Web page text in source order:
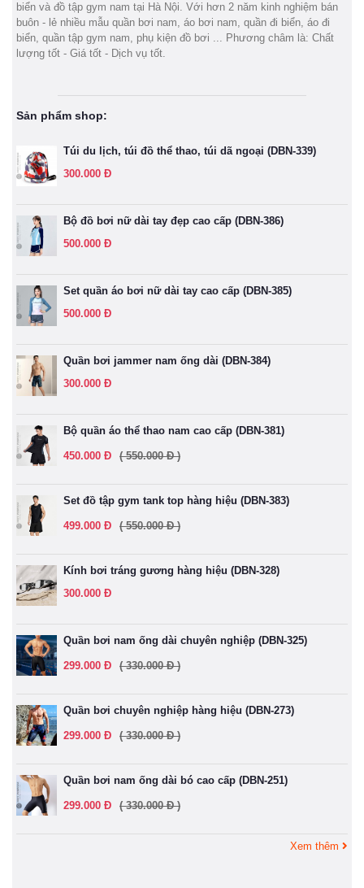
biển và đồ tập gym nam tại Hà Nội. Với hơn 2 năm kinh nghiệm bán
buôn - lẻ nhiều mẫu quần bơi nam, áo bơi nam, quần đi biển, áo đi
biển, quần tập gym nam, phụ kiện đồ bơi ... Phương châm là: Chất
lượng tốt - Giá tốt - Dịch vụ tốt.
Sản phẩm shop:
Túi du lịch, túi đồ thể thao, túi dã ngoại (DBN-339)
300.000 Đ
Bộ đồ bơi nữ dài tay đẹp cao cấp (DBN-386)
500.000 Đ
Set quần áo bơi nữ dài tay cao cấp (DBN-385)
500.000 Đ
Quần bơi jammer nam ống dài (DBN-384)
300.000 Đ
Bộ quần áo thể thao nam cao cấp (DBN-381)
450.000 Đ ( 550.000 Đ )
Set đồ tập gym tank top hàng hiệu (DBN-383)
499.000 Đ ( 550.000 Đ )
Kính bơi tráng gương hàng hiệu (DBN-328)
300.000 Đ
Quần bơi nam ống dài chuyên nghiệp (DBN-325)
299.000 Đ ( 330.000 Đ )
Quần bơi chuyên nghiệp hàng hiệu (DBN-273)
299.000 Đ ( 330.000 Đ )
Quần bơi nam ống dài bó cao cấp (DBN-251)
299.000 Đ ( 330.000 Đ )
Xem thêm